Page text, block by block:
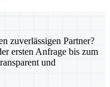
zuverlässigen Partner?
ersten Anfrage bis zum
und